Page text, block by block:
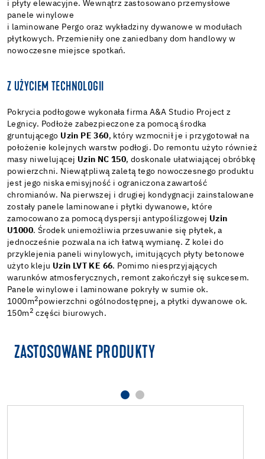
i płyty elewacyjne. Wewnątrz zastosowano przemysłowe
panele winylowe
i laminowane Pergo oraz wykładziny dywanowe w modułach
płytkowych. Przemieniły one zaniedbany dom handlowy w
nowoczesne miejsce spotkań.
Z UŻYCIEM TECHNOLOGII
Pokrycia podłogowe wykonała firma A&A Studio Project z
Legnicy. Podłoże zabezpieczone za pomocą środka
gruntującego Uzin PE 360, który wzmocnił je i przygotował na
położenie kolejnych warstw podłogi. Do remontu użyto również
masy niwelującej Uzin NC 150, doskonale ułatwiającej obróbkę
powierzchni. Niewątpliwą zaletą tego nowoczesnego produktu
jest jego niska emisyjność i ograniczona zawartość
chromianów. Na pierwszej i drugiej kondygnacji zainstalowane
zostały panele laminowane i płytki dywanowe, które
zamocowano za pomocą dyspersji antypoślizgowej Uzin
U1000. Środek uniemożliwia przesuwanie się płytek, a
jednocześnie pozwala na ich łatwą wymianę. Z kolei do
przyklejenia paneli winylowych, imitujących płyty betonowe
użyto kleju Uzin LVT KE 66. Pomimo niesprzyjających
warunków atmosferycznych, remont zakończył się sukcesem.
Panele winylowe i laminowane pokryły w sumie ok.
1000m2 powierzchni ogólnodostępnej, a płytki dywanowe ok.
150m 2 części biurowych.
ZASTOSOWANE PRODUKTY